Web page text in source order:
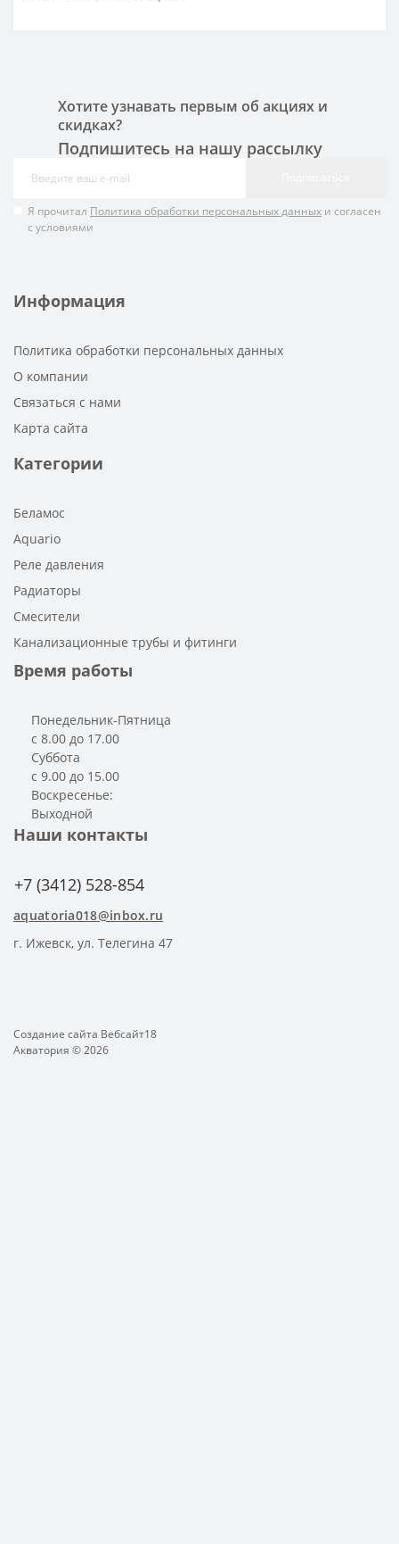
Хотите узнавать первым об акциях и
скидках?
Подпишитесь на нашу рассылку
Я прочитал Политика обработки персональных данных и согласен
с условиями
Информация
Политика обработки персональных данных
О компании
Связаться с нами
Карта сайта
Категории
Беламос
Aquario
Реле давления
Радиаторы
Смесители
Канализационные трубы и фитинги
Время работы
Понедельник-Пятница
с 8.00 до 17.00
Суббота
с 9.00 до 15.00
Воскресенье:
Выходной
Наши контакты
+7 (3412) 528-854
aquatoria018@inbox.ru
г. Ижевск, ул. Телегина 47
Создание сайта Вебсайт18
Акватория © 2026